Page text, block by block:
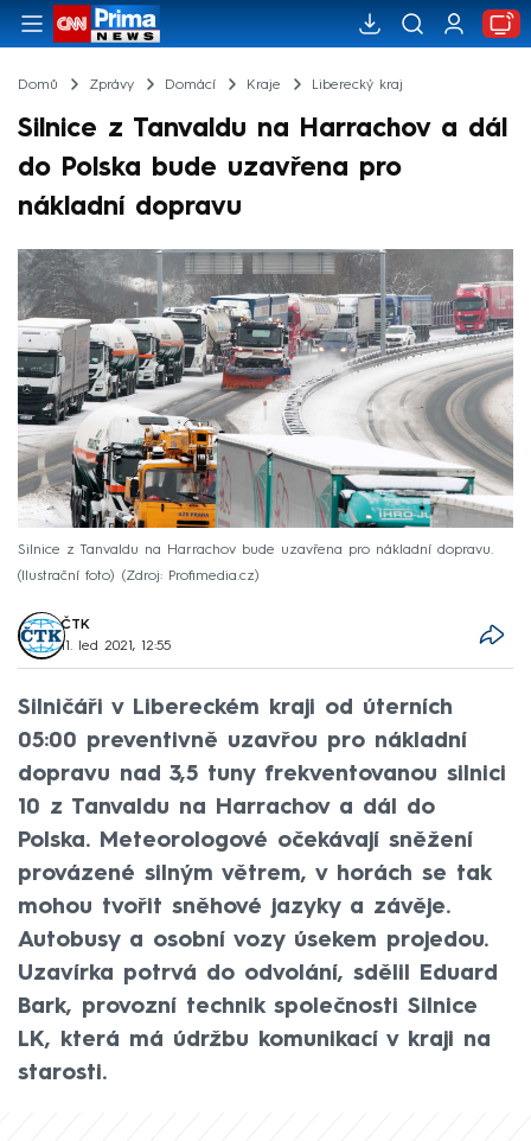
Domů Zprávy Domácí Kraje Liberecký kraj
Silnice z Tanvaldu na Harrachov a dál
do Polska bude uzavřena pro
nákladní dopravu
Silnice z Tanvaldu na Harrachov bude uzavřena pro nákladní dopravu.
(Ilustrační foto)
Zdroj: Profimedia.cz
ČTK
11. led 2021, 12:55
Silničáři v Libereckém kraji od úterních
05:00 preventivně uzavřou pro nákladní
dopravu nad 3,5 tuny frekventovanou silnici
10 z Tanvaldu na Harrachov a dál do
Polska. Meteorologové očekávají sněžení
provázené silným větrem, v horách se tak
mohou tvořit sněhové jazyky a závěje.
Autobusy a osobní vozy úsekem projedou.
Uzavírka potrvá do odvolání, sdělil Eduard
Bark, provozní technik společnosti Silnice
LK, která má údržbu komunikací v kraji na
starosti.